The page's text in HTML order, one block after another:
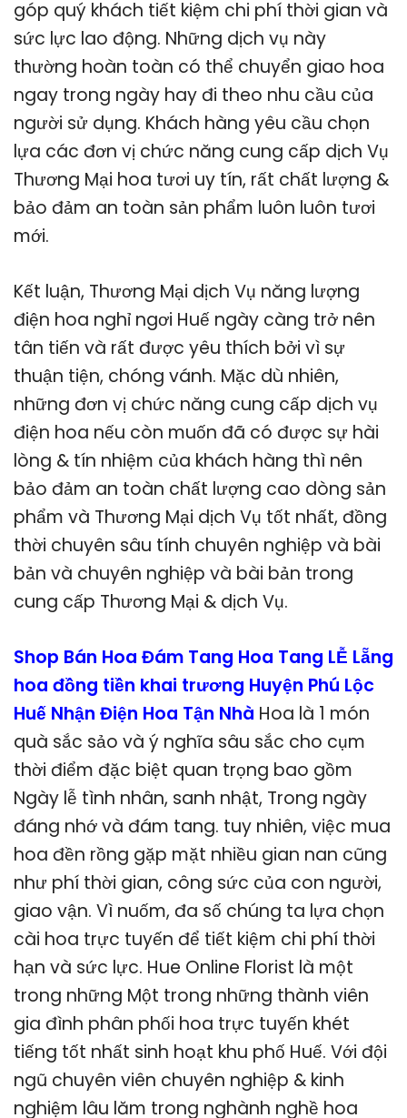
góp quý khách tiết kiệm chi phí thời gian và
sức lực lao động. Những dịch vụ này
thường hoàn toàn có thể chuyển giao hoa
ngay trong ngày hay đi theo nhu cầu của
người sử dụng. Khách hàng yêu cầu chọn
lựa các đơn vị chức năng cung cấp dịch Vụ
Thương Mại hoa tươi uy tín, rất chất lượng &
bảo đảm an toàn sản phẩm luôn luôn tươi
mới.
Kết luận, Thương Mại dịch Vụ năng lượng
điện hoa nghỉ ngơi Huế ngày càng trở nên
tân tiến và rất được yêu thích bởi vì sự
thuận tiện, chóng vánh. Mặc dù nhiên,
những đơn vị chức năng cung cấp dịch vụ
điện hoa nếu còn muốn đã có được sự hài
lòng & tín nhiệm của khách hàng thì nên
bảo đảm an toàn chất lượng cao dòng sản
phẩm và Thương Mại dịch Vụ tốt nhất, đồng
thời chuyên sâu tính chuyên nghiệp và bài
bản và chuyên nghiệp và bài bản trong
cung cấp Thương Mại & dịch Vụ.
Shop Bán Hoa Đám Tang Hoa Tang LỄ Lẵng
hoa đồng tiền khai trương Huyện Phú Lộc
Huế Nhận Điện Hoa Tận Nhà Hoa là 1 món
quà sắc sảo và ý nghĩa sâu sắc cho cụm
thời điểm đặc biệt quan trọng bao gồm
Ngày lễ tình nhân, sanh nhật, Trong ngày
đáng nhớ và đám tang. tuy nhiên, việc mua
hoa đền rồng gặp mặt nhiều gian nan cũng
như phí thời gian, công sức của con người,
giao vận. Vì nuốm, đa số chúng ta lựa chọn
cài hoa trực tuyến để tiết kiệm chi phí thời
hạn và sức lực. Hue Online Florist là một
trong những Một trong những thành viên
gia đình phân phối hoa trực tuyến khét
tiếng tốt nhất sinh hoạt khu phố Huế. Với đội
ngũ chuyên viên chuyên nghiệp & kinh
nghiệm lâu lăm trong nghành nghề hoa